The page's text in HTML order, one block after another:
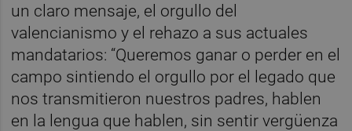
un claro mensaje, el orgullo del
valencianismo y el rehazo a sus actuales
mandatarios: “Queremos ganar o perder en el
campo sintiendo el orgullo por el legado que
nos transmitieron nuestros padres, hablen
en la lengua que hablen, sin sentir vergüenza